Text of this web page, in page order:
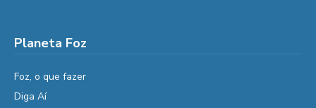
Planeta Foz
Foz, o que fazer
Diga Aí